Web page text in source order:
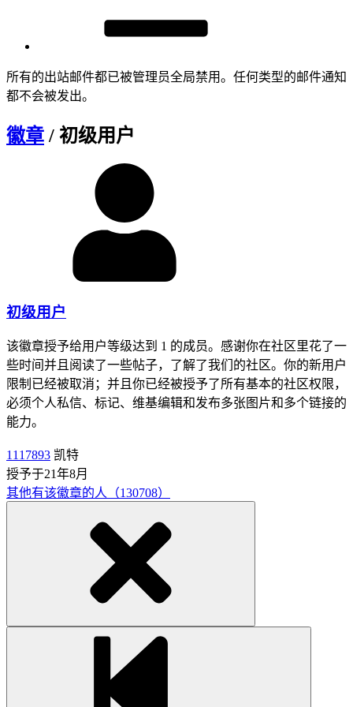
所有的出站邮件都已被管理员全局禁用。任何类型的邮件通知
都不会被发出。
徽章 / 初级用户
初级用户
该徽章授予给用户等级达到 1 的成员。感谢你在社区里花了一
些时间并且阅读了一些帖子，了解了我们的社区。你的新用户
限制已经被取消；并且你已经被授予了所有基本的社区权限，
必须个人私信、标记、维基编辑和发布多张图片和多个链接的
能力。
1117893 凯特
授予于21年8月
其他有该徽章的人（130708）